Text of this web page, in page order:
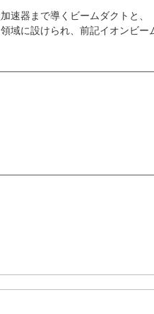
速器まで導くビームダクトと、
域に設けられ、前記イオンビー